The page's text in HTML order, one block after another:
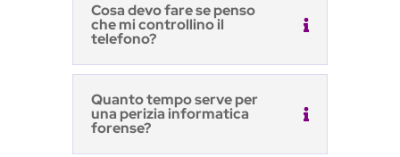
Cosa devo fare se penso
che mi controllino il
telefono?
Quanto tempo serve per
una perizia informatica
forense?